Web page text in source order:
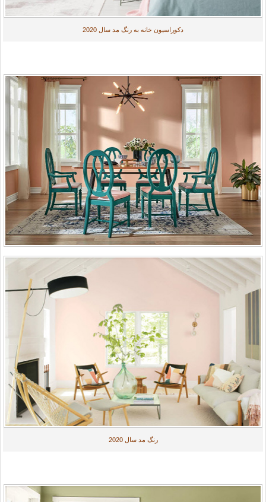
دکوراسیون خانه به رنگ مد سال 2020
رنگ مد سال 2020